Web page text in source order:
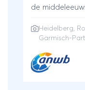
de
voet van de
treinreis.
Heidelberg,
Garmisch-